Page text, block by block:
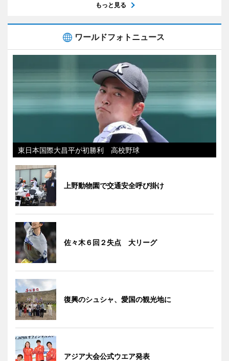
もっと見る
ワールドフォトニュース
東日本国際大昌平が初勝利 高校野球
上野動物園で交通安全呼び掛け
佐々木６回２失点 大リーグ
復興のシュシャ、愛国の観光地に
アジア大会公式ウエア発表